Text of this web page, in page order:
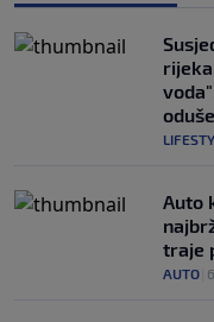
Auto
traje
AUTO